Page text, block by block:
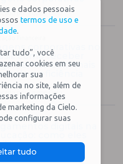
por Equipe Cielo
corporativas no
como receber
com mais
e eficiência
por Equipe Cielo
Financeira
o acesso ao
de Medicina
e dados pessoais
termos de uso e
.
tudo”, você
cookies em seu
sua
no site, além de
informações
marketing da Cielo.
configurar suas
tudo